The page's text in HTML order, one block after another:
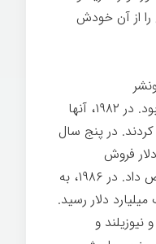
از آن خودش
] مستقر بود. در ۱۹۸۲، آنها
کردند. در پنج سال
۲ میلیارد دلار فروش
خرده‌فروشی را به خود اختصاص داد. در ۱۹۸۶، به
دلار رسید.
و